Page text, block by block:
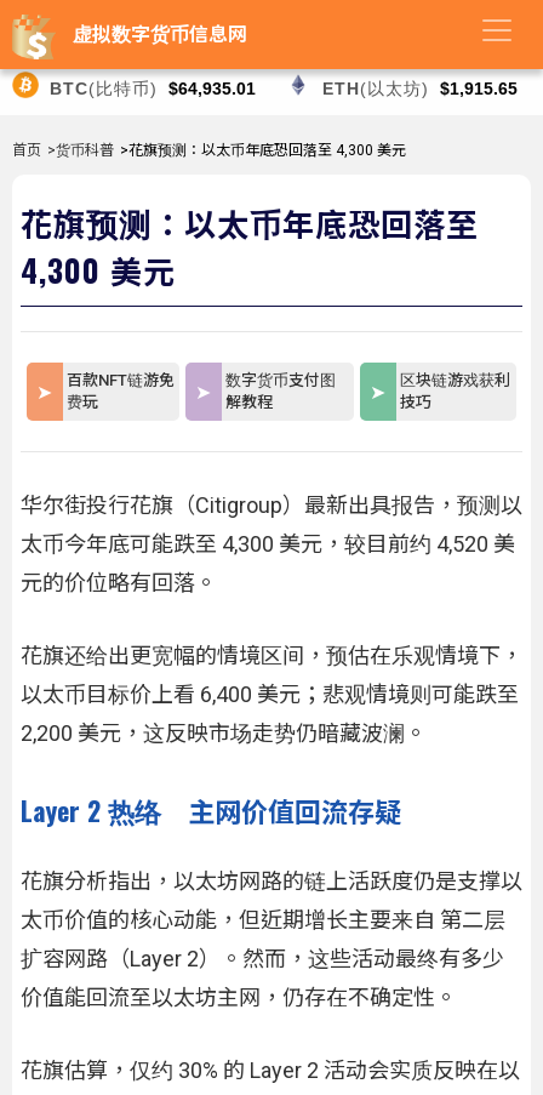
虚拟数字货币信息网
BTC(比特币) $64,935.01 ETH(以太坊) $1,915.65
首页 >货币科普 >花旗预测：以太币年底恐回落至 4,300 美元
花旗预测：以太币年底恐回落至
4,300 美元
百款NFT链游免
费玩
数字货币支付图
解教程
区块链游戏获利
技巧
华尔街投行花旗（Citigroup）最新出具报告，预测以
太币今年底可能跌至 4,300 美元，较目前约 4,520 美
元的价位略有回落。
花旗还给出更宽幅的情境区间，预估在乐观情境下，
以太币目标价上看 6,400 美元；悲观情境则可能跌至
2,200 美元，这反映市场走势仍暗藏波澜。
Layer 2 热络 主网价值回流存疑
花旗分析指出，以太坊网路的链上活跃度仍是支撑以
太币价值的核心动能，但近期增长主要来自 第二层
扩容网路（Layer 2）。然而，这些活动最终有多少
价值能回流至以太坊主网，仍存在不确定性。
花旗估算，仅约 30% 的 Layer 2 活动会实质反映在以